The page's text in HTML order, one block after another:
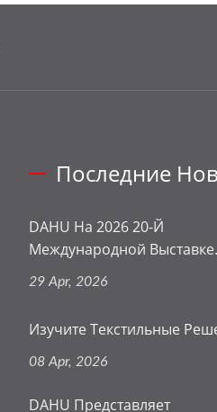
Последние
DAHU На 2026 20-Й
Международной
29 Apr, 2026
Изучите Текстильные
08 Apr, 2026
DAHU Представляет